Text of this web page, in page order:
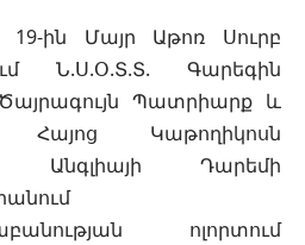
19-ին Մայր Աթոռ Սուրբ
Ն.Ս.Օ.Տ.Տ. Գարեգին
Պատրիարք և
Հայոց Կաթողիկոսն
Անգլիայի Դարեմի
ոլորտում